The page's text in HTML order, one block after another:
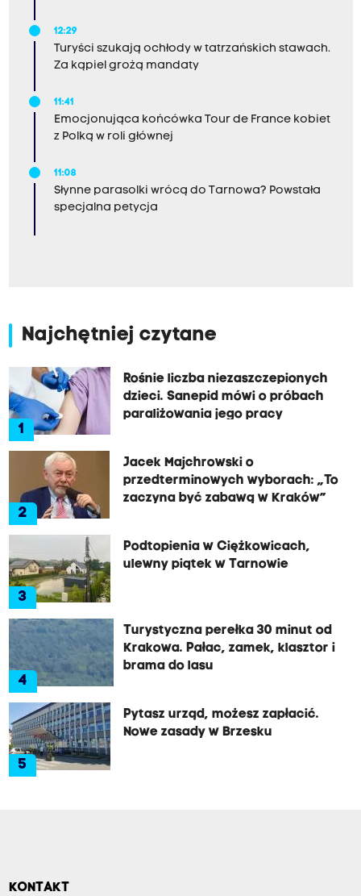
12:29
Turyści szukają ochłody w tatrzańskich stawach.
Za kąpiel grożą mandaty
11:41
Emocjonująca końcówka Tour de France kobiet
z Polką w roli głównej
11:08
Słynne parasolki wrócą do Tarnowa? Powstała
specjalna petycja
Najchętniej czytane
1
Rośnie liczba niezaszczepionych
dzieci. Sanepid mówi o próbach
paraliżowania jego pracy
2
Jacek Majchrowski o
przedterminowych wyborach: „To
zaczyna być zabawą w Kraków”
3
Podtopienia w Ciężkowicach,
ulewny piątek w Tarnowie
4
Turystyczna perełka 30 minut od
Krakowa. Pałac, zamek, klasztor i
brama do lasu
5
Pytasz urząd, możesz zapłacić.
Nowe zasady w Brzesku
KONTAKT